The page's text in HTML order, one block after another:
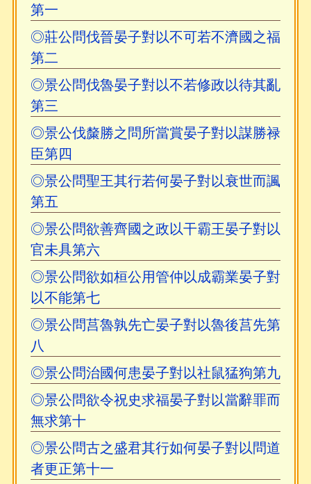
第一
◎莊公問伐晉晏子對以不可若不濟國之福
第二
◎景公問伐魯晏子對以不若修政以待其亂
第三
◎景公伐斄勝之問所當賞晏子對以謀勝禄
臣第四
◎景公問聖王其行若何晏子對以衰世而諷
第五
◎景公問欲善齊國之政以干霸王晏子對以
官未具第六
◎景公問欲如桓公用管仲以成霸業晏子對
以不能第七
◎景公問莒魯孰先亡晏子對以魯後莒先第
八
◎景公問治國何患晏子對以社鼠猛狗第九
◎景公問欲令祝史求福晏子對以當辭罪而
無求第十
◎景公問古之盛君其行如何晏子對以問道
者更正第十一